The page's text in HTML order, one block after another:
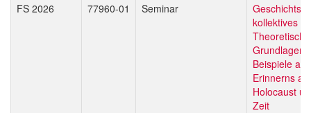
FS 2026 77960-01 Seminar
kollektives
Theoretische
Grundlagen
Beispiele
Erinnerns
Holocaust
Zeit